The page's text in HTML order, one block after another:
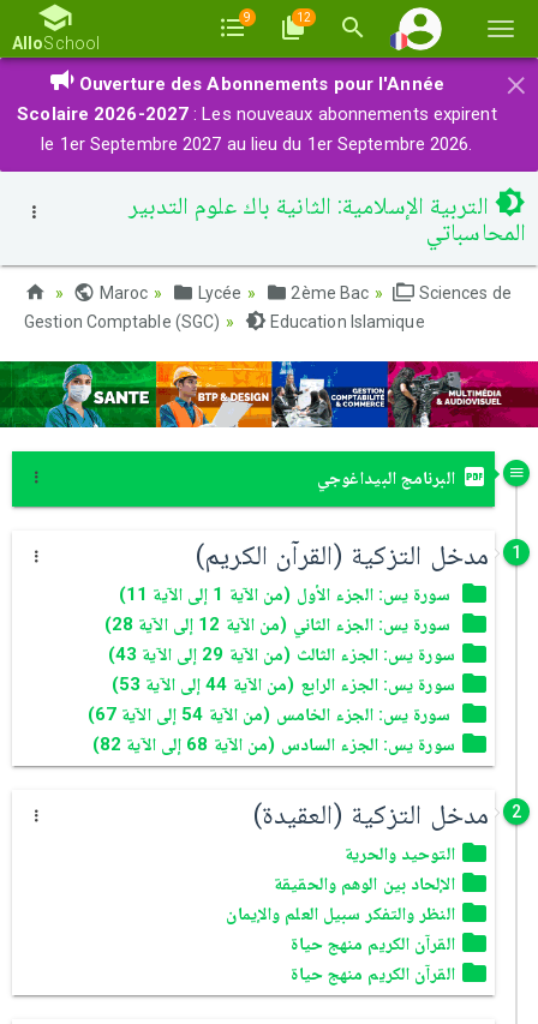
la
AlloSchool
9 12
×
Ouverture des Abonnements pour l'Année
Scolaire 2026-2027 : Les nouveaux abonnements expirent
le 1er Septembre 2027 au lieu du 1er Septembre 2026.
التربية الإسلامية: الثانية باك علوم التدبير
المحاسباتي
Maroc Lycée 2ème Bac
Sciences de
Gestion Comptable (SGC)
Education Islamique
البرنامج البيداغوجي
1 مدخل التزكية (القرآن الكريم)
سورة يس: الجزء الأول (من الآية 1 إلى الآية 11)
سورة يس: الجزء الثاني (من الآية 12 إلى الآية 28)
سورة يس: الجزء الثالث (من الآية 29 إلى الآية 43)
سورة يس: الجزء الرابع (من الآية 44 إلى الآية 53)
سورة يس: الجزء الخامس (من الآية 54 إلى الآية 67)
سورة يس: الجزء السادس (من الآية 68 إلى الآية 82)
2 مدخل التزكية (العقيدة)
التوحيد والحرية
الإلحاد بين الوهم والحقيقة
النظر والتفكر سبيل العلم والإيمان
القرآن الكريم منهج حياة
القرآن الكريم منهج حياة